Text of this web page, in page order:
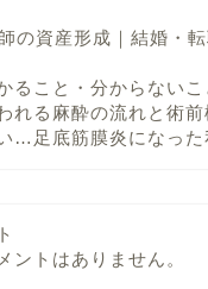
の資産形成｜結婚・
ること・分からないこ
れる麻酔の流れと術前
…足底筋膜炎になった
ントはありません。